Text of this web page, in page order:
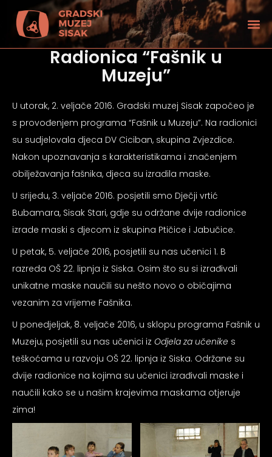
Radionica “Fašnik u
Muzeju”
U utorak, 2. veljače 2016. Gradski muzej Sisak započeo je
s provođenjem programa “Fašnik u Muzeju”. Na radionici
su sudjelovala djeca DV Ciciban, skupina Zvjezdice.
Nakon upoznavanja s karakteristikama i značenjem
obilježavanja fašnika, djeca su izradila maske.
U srijedu, 3. veljače 2016. posjetili smo Dječji vrtić
Bubamara, Sisak Stari, gdje su održane dvije radionice
izrade maski s djecom iz skupina Ptičice i Jabučice.
U petak, 5. veljače 2016, posjetili su nas učenici 1. B
razreda OŠ 22. lipnja iz Siska. Osim što su si izrađivali
unikatne maske naučili su nešto novo o običajima
vezanim za vrijeme Fašnika.
U ponedjeljak, 8. veljače 2016, u sklopu programa Fašnik u
Muzeju, posjetili su nas učenici iz Odjela za učenike s
teškoćama u razvoju OŠ 22. lipnja iz Siska. Održane su
dvije radionice na kojima su učenici izrađivali maske i
naučili kako se u našim krajevima maskama otjeruje
zima!
vida